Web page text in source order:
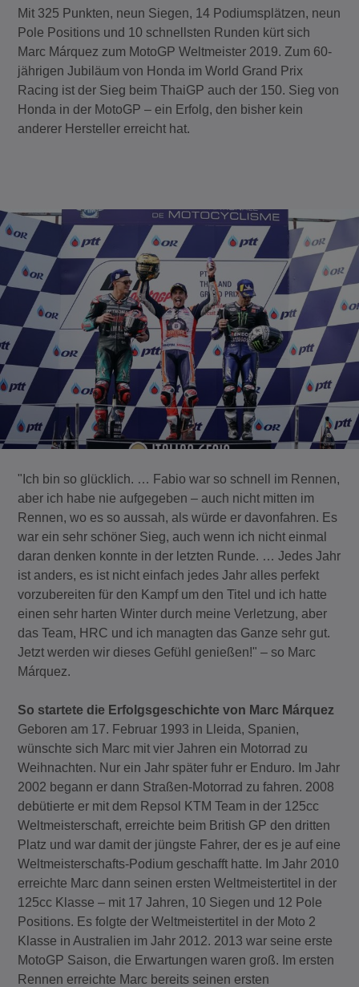
Mit 325 Punkten, neun Siegen, 14 Podiumsplätzen, neun
Pole Positions und 10 schnellsten Runden kürt sich
Marc Márquez zum MotoGP Weltmeister 2019. Zum 60-
jährigen Jubiläum von Honda im World Grand Prix
Racing ist der Sieg beim ThaiGP auch der 150. Sieg von
Honda in der MotoGP – ein Erfolg, den bisher kein
anderer Hersteller erreicht hat.
"Ich bin so glücklich. … Fabio war so schnell im Rennen,
aber ich habe nie aufgegeben – auch nicht mitten im
Rennen, wo es so aussah, als würde er davonfahren. Es
war ein sehr schöner Sieg, auch wenn ich nicht einmal
daran denken konnte in der letzten Runde. … Jedes Jahr
ist anders, es ist nicht einfach jedes Jahr alles perfekt
vorzubereiten für den Kampf um den Titel und ich hatte
einen sehr harten Winter durch meine Verletzung, aber
das Team, HRC und ich managten das Ganze sehr gut.
Jetzt werden wir dieses Gefühl genießen!" – so Marc
Márquez.
So startete die Erfolgsgeschichte von Marc Márquez
Geboren am 17. Februar 1993 in Lleida, Spanien,
wünschte sich Marc mit vier Jahren ein Motorrad zu
Weihnachten. Nur ein Jahr später fuhr er Enduro. Im Jahr
2002 begann er dann Straßen-Motorrad zu fahren. 2008
debütierte er mit dem Repsol KTM Team in der 125cc
Weltmeisterschaft, erreichte beim British GP den dritten
Platz und war damit der jüngste Fahrer, der es je auf eine
Weltmeisterschafts-Podium geschafft hatte. Im Jahr 2010
erreichte Marc dann seinen ersten Weltmeistertitel in der
125cc Klasse – mit 17 Jahren, 10 Siegen und 12 Pole
Positions. Es folgte der Weltmeistertitel in der Moto 2
Klasse in Australien im Jahr 2012. 2013 war seine erste
MotoGP Saison, die Erwartungen waren groß. Im ersten
Rennen erreichte Marc bereits seinen ersten